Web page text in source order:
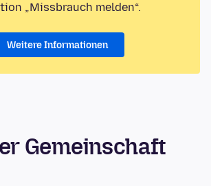
„Missbrauch melden“.
Weitere Informationen
Gemeinschaft